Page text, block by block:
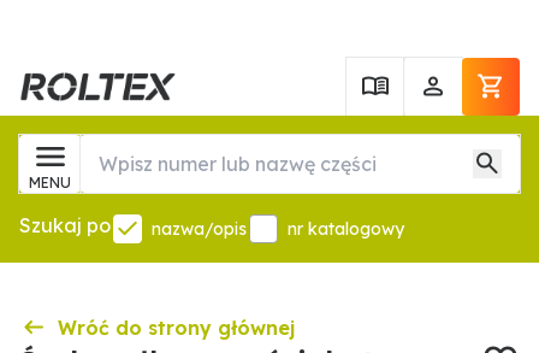
MENU
Szukaj po nazwa/opis nr katalogowy
Wróć do strony głównej